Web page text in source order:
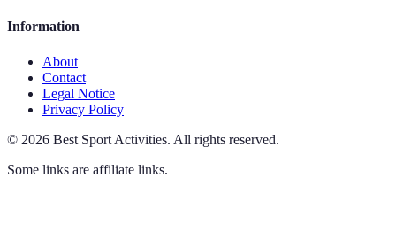
Information
About
Contact
Legal Notice
Privacy Policy
© 2026 Best Sport Activities. All rights reserved.
Some links are affiliate links.